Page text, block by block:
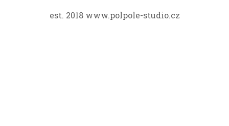
est. 2018 www.polpole-studio.cz